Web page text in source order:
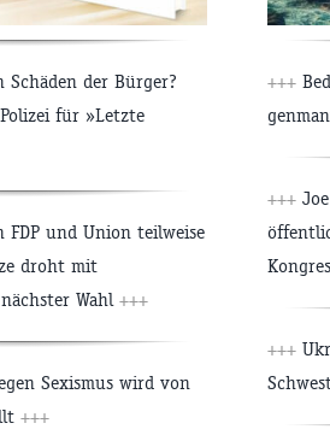
der Bürger?
für »Letzte
FDP und Union teilweise
droht mit
Wahl +++
Sexismus wird von
+++
+++
+++
+++